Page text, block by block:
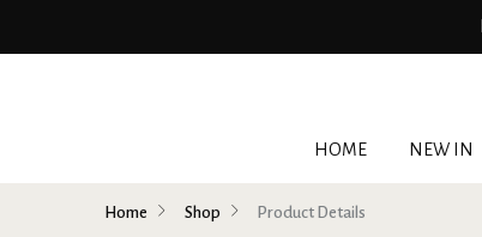
HOME NEW IN
Home Shop Product Details